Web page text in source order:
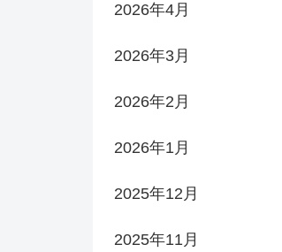
2026年4月
2026年3月
2026年2月
2026年1月
2025年12月
2025年11月